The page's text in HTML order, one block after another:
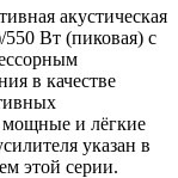
акустическая
Вт (пиковая) с
в качестве
мощные и лёгкие
указан в
этой серии.